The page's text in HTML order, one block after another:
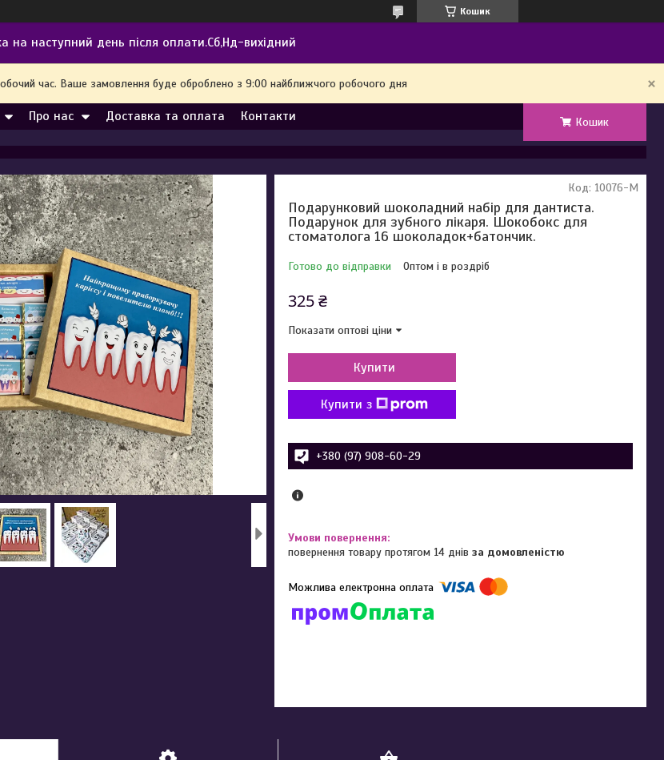
Кошик
на наступний день після оплати.Сб,Нд-вихідний
час. Ваше замовлення буде оброблено з 9:00 найближчого робочого дня
Про нас Доставка та оплата Контакти Кошик
Подарунковий шоколадний набір для дантиста.
Подарунок для зубного лікаря. Шокобокс для
стоматолога 16 шоколадок+батончик.
Готово до відправки Оптом і в роздріб
Код: 10076-М
325 ₴
Показати оптові ціни
Купити
Купити з
+380 (97) 908-60-29
повернення товару протягом 14 днівза домовленістю